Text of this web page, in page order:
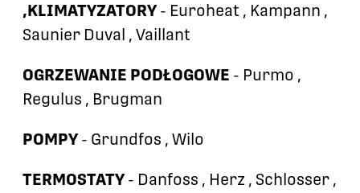
,KLIMATYZATORY - Euroheat , Kampann ,
Saunier Duval , Vaillant
OGRZEWANIE PODŁOGOWE - Purmo ,
Regulus , Brugman
POMPY - Grundfos , Wilo
TERMOSTATY - Danfoss , Herz , Schlosser ,